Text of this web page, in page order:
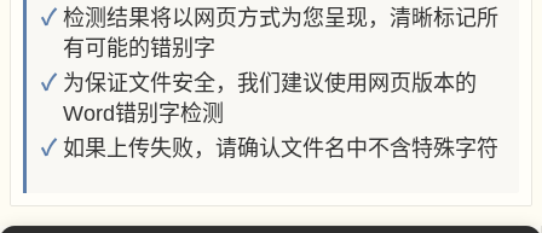
检测结果将以网页方式为您呈现，清晰标记所
有可能的错别字
为保证文件安全，我们建议使用网页版本的
Word错别字检测
如果上传失败，请确认文件名中不含特殊字符